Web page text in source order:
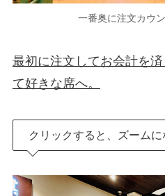
一番奥に注文カウ
最初に注文してお会計を
て好きな席へ。
クリックすると、ズームに